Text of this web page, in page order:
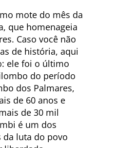
mote do mês da
que homenageia
Caso você não
de história, aqui
ele foi o último
do período
dos Palmares,
de 60 anos e
de 30 mil
é um dos
luta do povo